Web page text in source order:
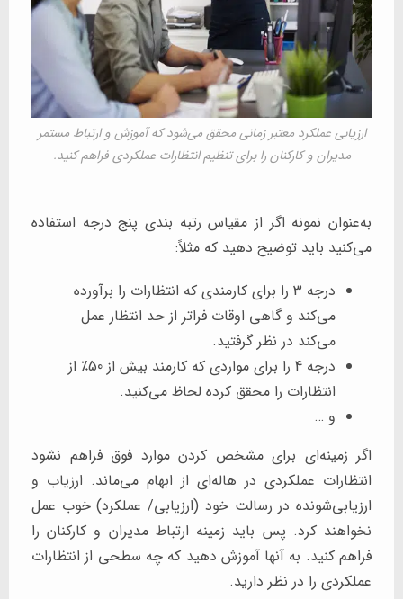
ارزیابی عملکرد معتبر زمانی محقق می‌شود که آموزش و ارتباط مستمر
مدیران و کارکنان را برای تنظیم انتظارات عملکردی فراهم کنید.
به‌عنوان نمونه اگر از مقیاس رتبه بندی پنج درجه استفاده
می‌کنید باید توضیح دهید که مثلاً:
درجه 3 را برای کارمندی که انتظارات را برآورده
می‌کند و گاهی اوقات فراتر از حد انتظار عمل
می‌کند در نظر گرفتید.
درجه 4 را برای مواردی که کارمند بیش از 50٪ از
انتظارات را محقق کرده لحاظ می‌کنید.
و …
اگر زمینه‌ای برای مشخص کردن موارد فوق فراهم نشود
انتظارات عملکردی در هاله‌ای از ابهام می‌ماند. ارزیاب و
ارزیابی‌شونده در رسالت خود (ارزیابی/ عملکرد) خوب عمل
نخواهند کرد. پس باید زمینه ارتباط مدیران و کارکنان را
فراهم کنید. به آنها آموزش دهید که چه سطحی از انتظارات
عملکردی را در نظر دارید.